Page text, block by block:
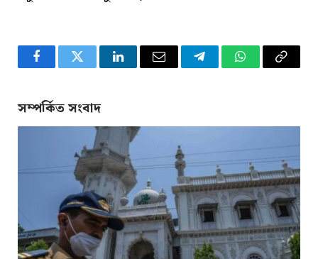
FacebookTwitter LinkedInEmail TelegramWhatsApp
Copy
সম্পর্কিত সংবাদ